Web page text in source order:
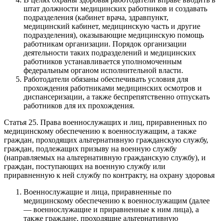
штат должности медицинских работников и создавать
подразделения (кабинет врача, здравпункт,
медицинский кабинет, медицинскую часть и другие
подразделения), оказывающие медицинскую помощь
работникам организации. Порядок организации
деятельности таких подразделений и медицинских
работников устанавливается уполномоченным
федеральным органом исполнительной власти.
Работодатели обязаны обеспечивать условия для
прохождения работниками медицинских осмотров и
диспансеризации, а также беспрепятственно отпускать
работников для их прохождения.
Статья 25. Права военнослужащих и лиц, приравненных по
медицинскому обеспечению к военнослужащим, а также
граждан, проходящих альтернативную гражданскую службу,
граждан, подлежащих призыву на военную службу
(направляемых на альтернативную гражданскую службу), и
граждан, поступающих на военную службу или
приравненную к ней службу по контракту, на охрану здоровья
Военнослужащие и лица, приравненные по
медицинскому обеспечению к военнослужащим (далее
— военнослужащие и приравненные к ним лица), а
также граждане, проходящие альтернативную